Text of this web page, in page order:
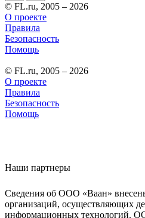
© FL.ru, 2005 – 2026
О проекте
Правила
Безопасность
Помощь
© FL.ru, 2005 – 2026
О проекте
Правила
Безопасность
Помощь
Наши партнеры
Сведения об ООО «Ваан»
организаций, осуществляющих
информационных технологий.